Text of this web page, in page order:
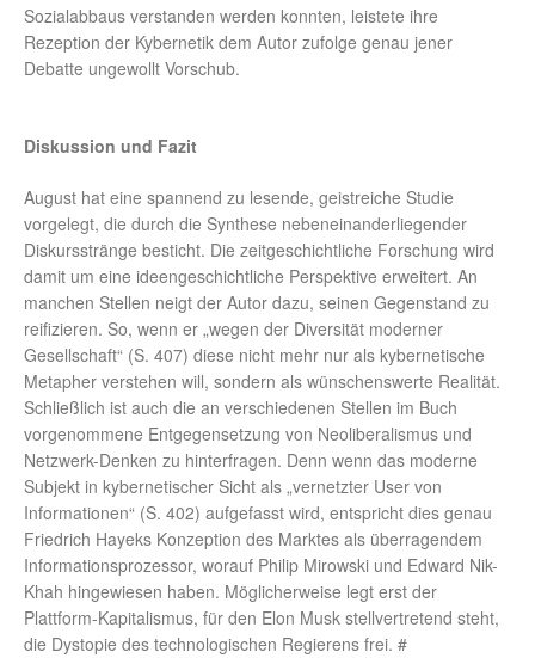
Sozialabbaus verstanden werden konnten, leistete ihre
Rezeption der Kybernetik dem Autor zufolge genau jener
Debatte ungewollt Vorschub.
Diskussion und Fazit
August hat eine spannend zu lesende, geistreiche Studie
vorgelegt, die durch die Synthese nebeneinanderliegender
Diskursstränge besticht. Die zeitgeschichtliche Forschung wird
damit um eine ideengeschichtliche Perspektive erweitert. An
manchen Stellen neigt der Autor dazu, seinen Gegenstand zu
reifizieren. So, wenn er „wegen der Diversität moderner
Gesellschaft“ (S. 407) diese nicht mehr nur als kybernetische
Metapher verstehen will, sondern als wünschenswerte Realität.
Schließlich ist auch die an verschiedenen Stellen im Buch
vorgenommene Entgegensetzung von Neoliberalismus und
Netzwerk-Denken zu hinterfragen. Denn wenn das moderne
Subjekt in kybernetischer Sicht als „vernetzter User von
Informationen“ (S. 402) aufgefasst wird, entspricht dies genau
Friedrich Hayeks Konzeption des Marktes als überragendem
Informationsprozessor, worauf Philip Mirowski und Edward Nik-
Khah hingewiesen haben. Möglicherweise legt erst der
Plattform-Kapitalismus, für den Elon Musk stellvertretend steht,
die Dystopie des technologischen Regierens frei. #